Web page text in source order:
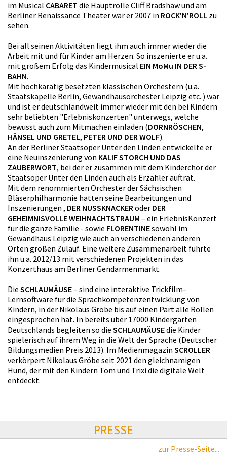
im Musical CABARET die Hauptrolle Cliff Bradshaw und am
Berliner Renaissance Theater war er 2007 in ROCK'N'ROLL zu
sehen.
Bei all seinen Aktivitäten liegt ihm auch immer wieder die
Arbeit mit und für Kinder am Herzen. So inszenierte er u.a.
mit großem Erfolg das Kindermusical EIN MoMu IN DER S-
BAHN.
Mit hochkarätig besetzten klassischen Orchestern (u.a.
Staatskapelle Berlin, Gewandhausorchester Leipzig etc. ) war
und ist er deutschlandweit immer wieder mit den bei Kindern
sehr beliebten "Erlebniskonzerten" unterwegs, welche
bewusst auch zum Mitmachen einladen (DORNRÖSCHEN,
HÄNSEL UND GRETEL, PETER UND DER WOLF).
An der Berliner Staatsoper Unter den Linden entwickelte er
eine Neuinszenierung von KALIF STORCH UND DAS
ZAUBERWORT, bei der er zusammen mit dem Kinderchor der
Staatsoper Unter den Linden auch als Erzähler auftrat.
Mit dem renommierten Orchester der Sächsischen
Bläserphilharmonie hatten seine Bearbeitungen und
Inszenierungen , DER NUSSKNACKERoder DER
GEHEIMNISVOLLE WEIHNACHTSTRAUM – ein ErlebnisKonzert
für die ganze Familie - sowie FLORENTINEsowohl im
Gewandhaus Leipzig wie auch an verschiedenen anderen
Orten großen Zulauf. Eine weitere Zusammenarbeit führte
ihn u.a. 2012/13 mit verschiedenen Projekten in das
Konzerthaus am Berliner Gendarmenmarkt.
Die SCHLAUMÄUSE– sind eine interaktive Trickfilm–
Lernsoftware für die Sprachkompetenzentwicklung von
Kindern, in der Nikolaus Gröbe bis auf einen Part alle Rollen
eingesprochen hat. In bereits über 17000 Kindergärten
Deutschlands begleiten so die SCHLAUMÄUSEdie Kinder
spielerisch auf ihrem Weg in die Welt der Sprache (Deutscher
Bildungsmedien Preis 2013). Im Medienmagazin SCROLLER
verkörpert Nikolaus Gröbe seit 2021 den gleichnamigen
Hund, der mit den Kindern Tom und Trixi die digitale Welt
entdeckt.
PRESSE
zur Presse-Seite...